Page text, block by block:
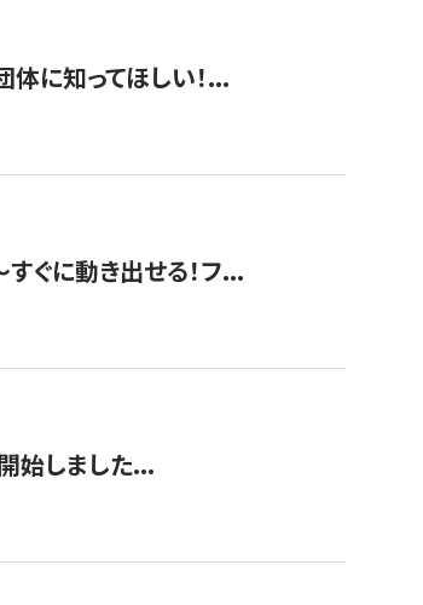
体に知ってほしい！...
すぐに動き出せる！フ...
始しました...